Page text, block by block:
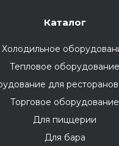
Каталог
Холодильное
Тепловое оборудование
для
Торговое оборудование
Для пиццерии
Для бара